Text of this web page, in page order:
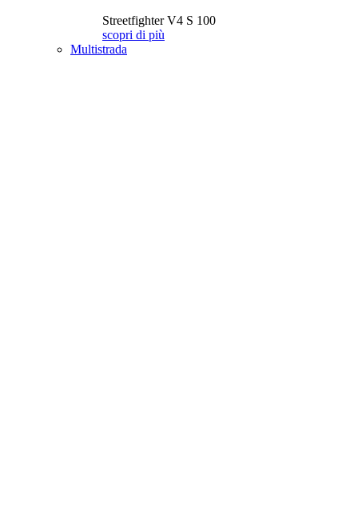
Streetfighter V4 S 100
scopri di più
Multistrada